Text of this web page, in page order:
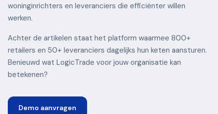
woninginrichters en leveranciers die efficiënter willen
werken.
Achter de artikelen staat het platform waarmee 800+
retailers en 50+ leveranciers dagelijks hun keten aansturen.
Benieuwd wat LogicTrade voor jouw organisatie kan
betekenen?
Demo aanvragen